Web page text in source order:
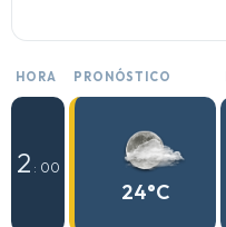
HORA PRONÓSTICO
2 : 00
24°C